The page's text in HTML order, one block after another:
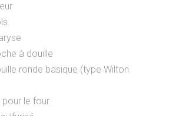
à douille
ronde basique (type Wilton
pour le four